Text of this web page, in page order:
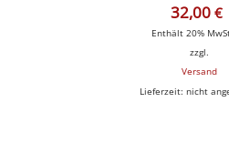
32,00€
Enthält 20%
zzgl.
Versand
Lieferzeit: nicht